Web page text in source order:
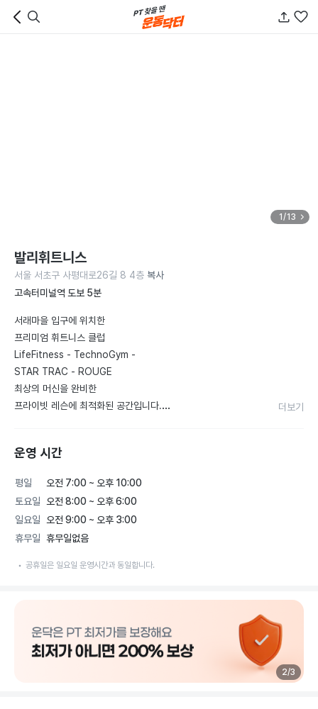
1/13
발리휘트니스
서울 서초구 사평대로26길 8 4층 복사
고속터미널역 도보 5분
서래마을 입구에 위치한
프리미엄 휘트니스 클럽
LifeFitness - TechnoGym -
STAR TRAC - ROUGE
최상의 머신을 완비한
프라이빗 레슨에 최적화된 공간입니다.
※주차 3시간 무료 , 우와정빌딩 4층 ◡̈
웨이트 트레이닝만 가능하며
GX는 없습니다. 샤워는 가능하며 사우나 및 탕은 없습니다.
더보기
운영 시간
평일
오전 7:00 ~ 오후 10:00
토요일
오전 8:00 ~ 오후 6:00
일요일
오전 9:00 ~ 오후 3:00
휴무일 휴무일없음
공휴일은 일요일 운영시간과 동일합니다.
2/3